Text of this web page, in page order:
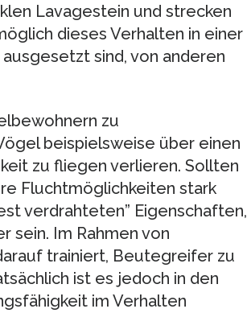
Lavagestein und strecken
dieses Verhalten in einer
sind, von anderen
zu
beispielsweise über einen
zu fliegen verlieren. Sollten
Fluchtmöglichkeiten stark
verdrahteten” Eigenschaften,
sein. Im Rahmen von
trainiert, Beutegreifer zu
ist es jedoch in den
im Verhalten